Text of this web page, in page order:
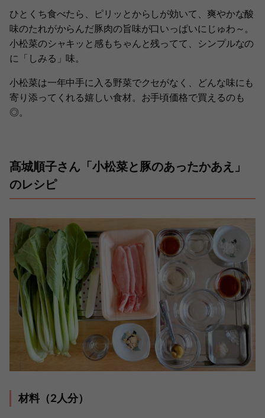
ひとくち食べたら、ピリッとからしが効いて、爽やかな酸
味のたれがからんだ豚肉の旨味が口いっぱいにじゅわ～。
小松菜のシャキッと感もちゃんと残ってて、シンプルなの
に「しみる」味。
小松菜は一年中手に入る野菜でクセがなく、どんな味にも
寄り添ってくれる嬉しい食材。お手頃価格で買えるのも
◎。
髙城順子さん「小松菜と豚のあったかあえ」
のレシピ
材料（2人分）